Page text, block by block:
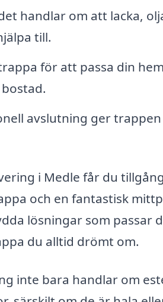
handlar om att lacka,
till.
för att passa din
avslutning ger
i Medle får du
och en fantastisk
lösningar som passar
du alltid drömt om.
inte bara handlar om